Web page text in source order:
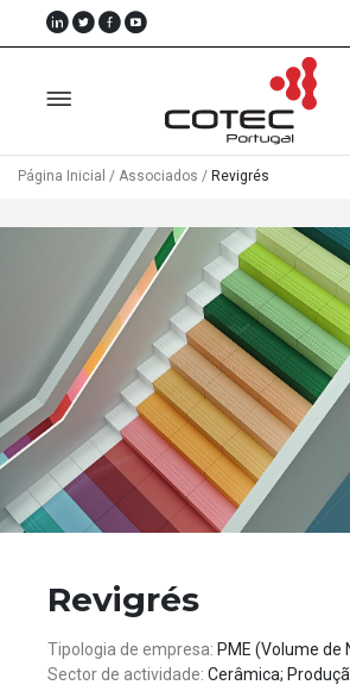
Sobre
Associados
Recursos
Notícias
Eventos
Projectos
Página Inicial / Associados / Revigrés
Revigrés
Tipologia de empresa: PME (Volume de
Sector de actividade: Cerâmica;